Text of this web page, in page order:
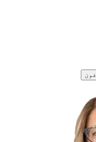
فون